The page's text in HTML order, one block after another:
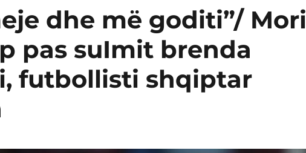
dhe më goditi”/ Mori
pas suImit brenda
futbollisti shqiptar